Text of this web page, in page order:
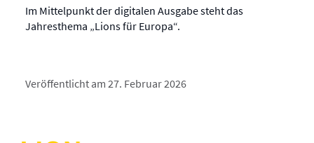
Im Mittelpunkt der digitalen Ausgabe steht das
Jahresthema „Lions für Europa“.
Veröffentlicht am 27. Februar 2026